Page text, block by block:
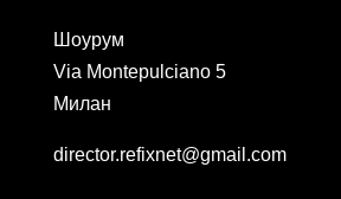
Шоурум
Via Montepulciano 5
Милан
director.refixnet@gmail.com